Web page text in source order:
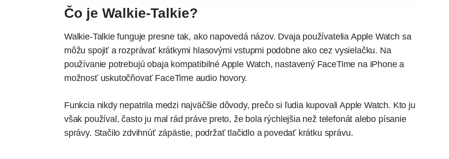
Čo je Walkie-Talkie?
Walkie-Talkie funguje presne tak, ako napovedá názov. Dvaja používatelia Apple Watch sa
môžu spojiť a rozprávať krátkymi hlasovými vstupmi podobne ako cez vysielačku. Na
používanie potrebujú obaja kompatibilné Apple Watch, nastavený FaceTime na iPhone a
možnosť uskutočňovať FaceTime audio hovory.
Funkcia nikdy nepatrila medzi najväčšie dôvody, prečo si ľudia kupovali Apple Watch. Kto ju
však používal, často ju mal rád práve preto, že bola rýchlejšia než telefonát alebo písanie
správy. Stačilo zdvihnúť zápästie, podržať tlačidlo a povedať krátku správu.